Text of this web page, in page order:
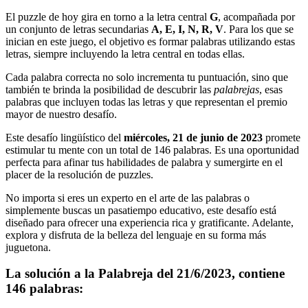
El puzzle de hoy gira en torno a la letra central G, acompañada por
un conjunto de letras secundarias A, E, I, N, R, V. Para los que se
inician en este juego, el objetivo es formar palabras utilizando estas
letras, siempre incluyendo la letra central en todas ellas.
Cada palabra correcta no solo incrementa tu puntuación, sino que
también te brinda la posibilidad de descubrir las palabrejas, esas
palabras que incluyen todas las letras y que representan el premio
mayor de nuestro desafío.
Este desafío lingüístico del miércoles, 21 de junio de 2023 promete
estimular tu mente con un total de 146 palabras. Es una oportunidad
perfecta para afinar tus habilidades de palabra y sumergirte en el
placer de la resolución de puzzles.
No importa si eres un experto en el arte de las palabras o
simplemente buscas un pasatiempo educativo, este desafío está
diseñado para ofrecer una experiencia rica y gratificante. Adelante,
explora y disfruta de la belleza del lenguaje en su forma más
juguetona.
La solución a la Palabreja del 21/6/2023, contiene
146 palabras: